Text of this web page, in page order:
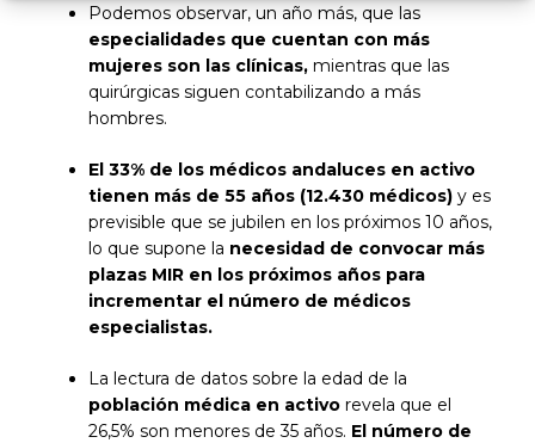
Podemos observar, un año más, que las
especialidades que cuentan con más
mujeres son las clínicas, mientras que las
quirúrgicas siguen contabilizando a más
hombres.
El 33% de los médicos andaluces en activo
tienen más de 55 años (12.430 médicos)y es
previsible que se jubilen en los próximos 10 años,
lo que supone la necesidad de convocar más
plazas MIR en los próximos años para
incrementar el número de médicos
especialistas.
La lectura de datos sobre la edad de la
población médica en activorevela que el
26,5% son menores de 35 años. El número de